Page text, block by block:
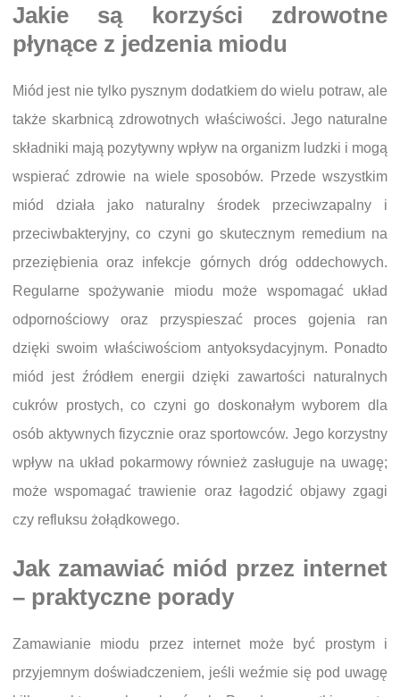
Jakie są korzyści zdrowotne
płynące z jedzenia miodu
Miód jest nie tylko pysznym dodatkiem do wielu potraw, ale
także skarbnicą zdrowotnych właściwości. Jego naturalne
składniki mają pozytywny wpływ na organizm ludzki i mogą
wspierać zdrowie na wiele sposobów. Przede wszystkim
miód działa jako naturalny środek przeciwzapalny i
przeciwbakteryjny, co czyni go skutecznym remedium na
przeziębienia oraz infekcje górnych dróg oddechowych.
Regularne spożywanie miodu może wspomagać układ
odpornościowy oraz przyspieszać proces gojenia ran
dzięki swoim właściwościom antyoksydacyjnym. Ponadto
miód jest źródłem energii dzięki zawartości naturalnych
cukrów prostych, co czyni go doskonałym wyborem dla
osób aktywnych fizycznie oraz sportowców. Jego korzystny
wpływ na układ pokarmowy również zasługuje na uwagę;
może wspomagać trawienie oraz łagodzić objawy zgagi
czy refluksu żołądkowego.
Jak zamawiać miód przez internet
– praktyczne porady
Zamawianie miodu przez internet może być prostym i
przyjemnym doświadczeniem, jeśli weźmie się pod uwagę